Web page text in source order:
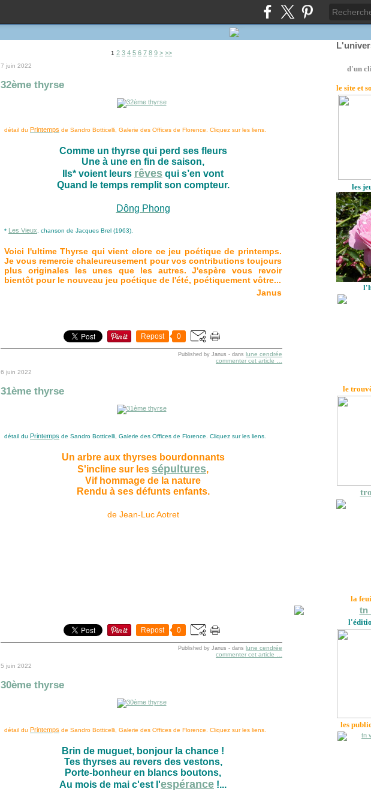
1 2 3 4 5 6 7 8 9 > >>
7 juin 2022
32ème thyrse
détail du Printemps de Sandro Botticelli, Galerie des Offices de Florence. Cliquez sur les liens.
Comme un thyrse qui perd ses fleurs
Une à une en fin de saison,
Ils* voient leurs rêves qui s’en vont
Quand le temps remplit son compteur.
Dông Phong
* Les Vieux , chanson de Jacques Brel (1963).
Voici l'ultime Thyrse qui vient clore ce jeu poétique de printemps.
Je vous remercie chaleureusement pour vos contributions toujours
plus originales les unes que les autres. J'espère vous revoir
bientôt pour le nouveau jeu poétique de l'été, poétiquement vôtre...
Janus
Repost 0
Published by Janus - dans lune cendrée
commenter cet article
6 juin 2022
31ème thyrse
détail du Printemps de Sandro Botticelli, Galerie des Offices de Florence. Cliquez sur les liens.
Un arbre aux thyrses bourdonnants
S'incline sur les sépultures,
Vif hommage de la nature
Rendu à ses défunts enfants.
de Jean-Luc Aotret
Repost 0
Published by Janus - dans lune cendrée
commenter cet article
5 juin 2022
30ème thyrse
détail du Printemps de Sandro Botticelli, Galerie des Offices de Florence. Cliquez sur les liens.
Brin de muguet, bonjour la chance !
Tes thyrses au revers des vestons,
Porte-bonheur en blancs boutons,
Au mois de mai c'est l'espérance !...
d'un
le site et
les
le
la
les